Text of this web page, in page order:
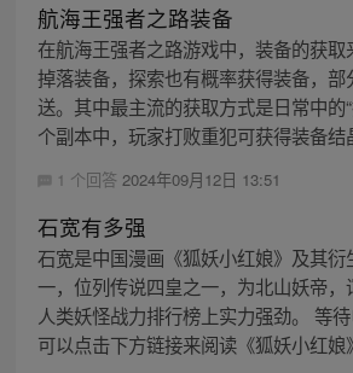
航海王强者之路装备
在航海王强者之路游戏中，装备的获
掉落装备，探索也有概率获得装备，
送。其中最主流的获取方式是日常中的
个副本中，玩家打败重犯可获得装备结
1 个回答 2024年09月12日 13:51
石宽有多强
石宽是中国漫画《狐妖小红娘》及其衍
一，位列传说四皇之一，为北山妖帝
人类妖怪战力排行榜上实力强劲。 等
可以点击下方链接来阅读《狐妖小红娘